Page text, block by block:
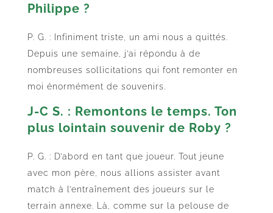
Philippe ?
P. G. : Infiniment triste, un ami nous a quittés.
Depuis une semaine, j’ai répondu à de
nombreuses sollicitations qui font remonter en
moi énormément de souvenirs.
J-C S. : Remontons le temps. Ton
plus lointain souvenir de Roby ?
P. G. : D’abord en tant que joueur. Tout jeune
avec mon père, nous allions assister avant
match à l’entraînement des joueurs sur le
terrain annexe. Là, comme sur la pelouse de